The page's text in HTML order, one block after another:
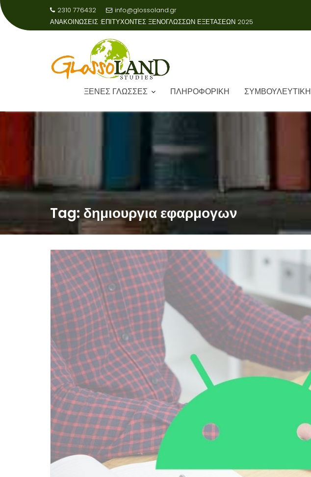
2310 776432
info@glossoland.gr
ΑΝΑΚΟΙΝΩΣΕΙΣ :
ΞΕΝΕΣ ΓΛΩΣΣΕΣ ΠΛΗΡΟΦΟΡΙΚΗ ΣΥΜΒΟΥΛΕΥΤΙΚΗ
Tag: δημιουργια εφαρμογων